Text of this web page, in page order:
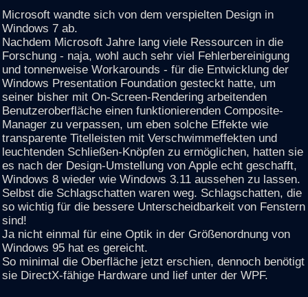
Microsoft wandte sich von dem verspielten Design in
Windows 7 ab.
Nachdem Microsoft Jahre lang viele Ressourcen in die
Forschung - naja, wohl auch sehr viel Fehlerbereinigung
und tonnenweise Workarounds - für die Entwicklung der
Windows Presentation Foundation gesteckt hatte, um
seiner bisher mit On-Screen-Rendering arbeitenden
Benutzeroberfläche einen funktionierenden Composite-
Manager zu verpassen, um eben solche Effekte wie
transparente Titelleisten mit Verschwimmeffekten und
leuchtenden Schließen-Knöpfen zu ermöglichen, hatten sie
es nach der Design-Umstellung von Apple echt geschafft,
Windows 8 wieder wie Windows 3.11 aussehen zu lassen.
Selbst die Schlagschatten waren weg. Schlagschatten, die
so wichtig für die bessere Unterscheidbarkeit von Fenstern
sind!
Ja nicht einmal für eine Optik in der Größenordnung von
Windows 95 hat es gereicht.
So minimal die Oberfläche jetzt erschien, dennoch benötigt
sie DirectX-fähige Hardware und lief unter der WPF.